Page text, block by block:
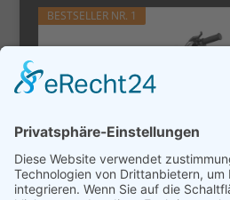
BESTSELLER NR. 1